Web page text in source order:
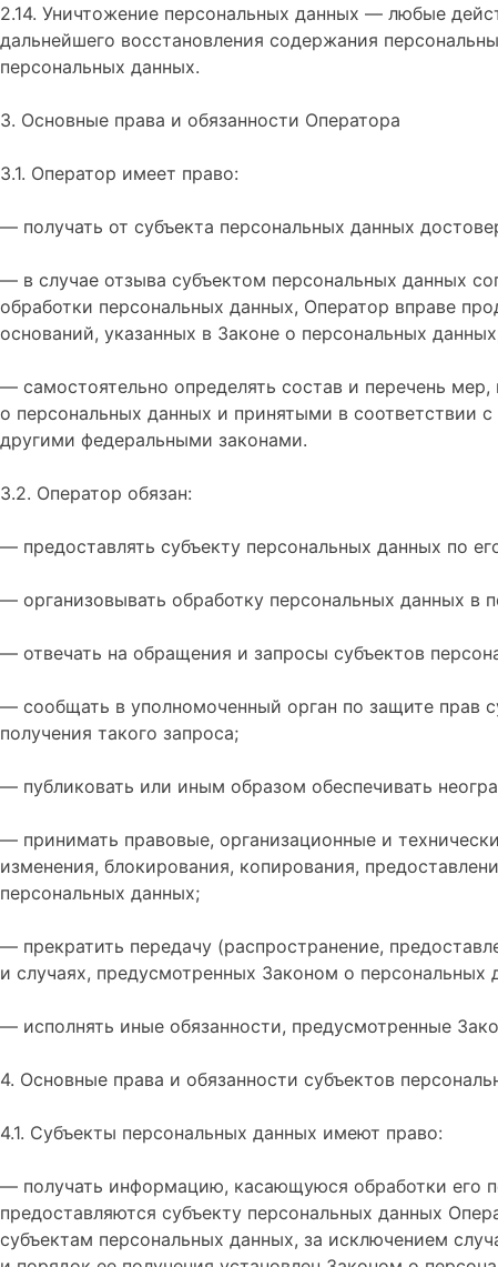
2.14. Уничтожение персональных данных — любые
дальнейшего восстановления содержания
персональных данных.
3. Основные права и обязанности Оператора
3.1. Оператор имеет право:
— получать от субъекта персональных данных
— в случае отзыва субъектом персональных данных
обработки персональных данных, Оператор вправе
оснований, указанных в Законе о персональных
— самостоятельно определять состав и перечень
о персональных данных и принятыми в соответствии
другими федеральными законами.
3.2. Оператор обязан:
— предоставлять субъекту персональных данных по
— организовывать обработку персональных данных
— отвечать на обращения и запросы субъектов
— сообщать в уполномоченный орган по защите прав
получения такого запроса;
— публиковать или иным образом обеспечивать
— принимать правовые, организационные и
изменения, блокирования, копирования,
персональных данных;
— прекратить передачу (распространение,
и случаях, предусмотренных Законом о персональных
— исполнять иные обязанности, предусмотренные
4. Основные права и обязанности субъектов
4.1. Субъекты персональных данных имеют право:
— получать информацию, касающуюся обработки его
предоставляются субъекту персональных данных
субъектам персональных данных, за исключением